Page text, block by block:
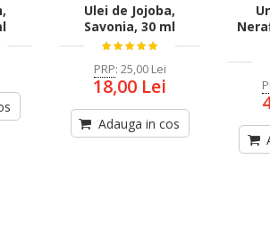
Ulei de Jojoba,
Savonia, 30 ml
PRP: 25,00 Lei
18,00 Lei
Adauga in cos